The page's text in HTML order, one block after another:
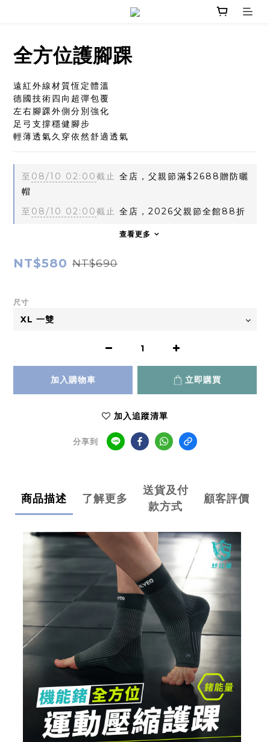
全方位護腳踝
遠紅外線材質恆定體溫
德國技術四向超彈包覆
左右腳踝外側分別強化
足弓支撐穩健腳步
輕薄透氣久穿依然舒適透氣
至 08/10 02:00截止 全店，父親節滿$2688贈防曬
帽
至 08/10 02:00截止 全店，2026父親節全館88折
查看更多
NT$580 NT$690
尺寸
加入購物車 立即購買
加入追蹤清單
分享到
商品描述 了解更多
送貨及付
款方式
顧客評價